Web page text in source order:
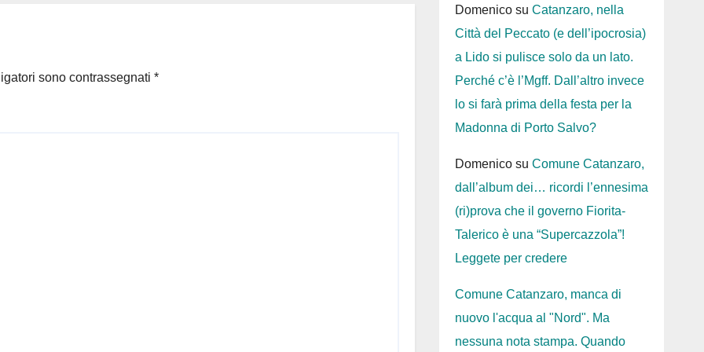
e
sono contrassegnati *
Domenicosu Catanzaro, nella
Città del Peccato (e dell’ipocrosia)
a Lido si pulisce solo da un lato.
Perché c’è l’Mgff. Dall’altro invece
lo si farà prima della festa per la
Madonna di Porto Salvo?
Domenicosu Comune Catanzaro,
dall’album dei… ricordi l’ennesima
(ri)prova che il governo Fiorita-
Talerico è una “Supercazzola”!
Leggete per credere
Comune Catanzaro, manca di
nuovo l'acqua al "Nord". Ma
nessuna nota stampa. Quando